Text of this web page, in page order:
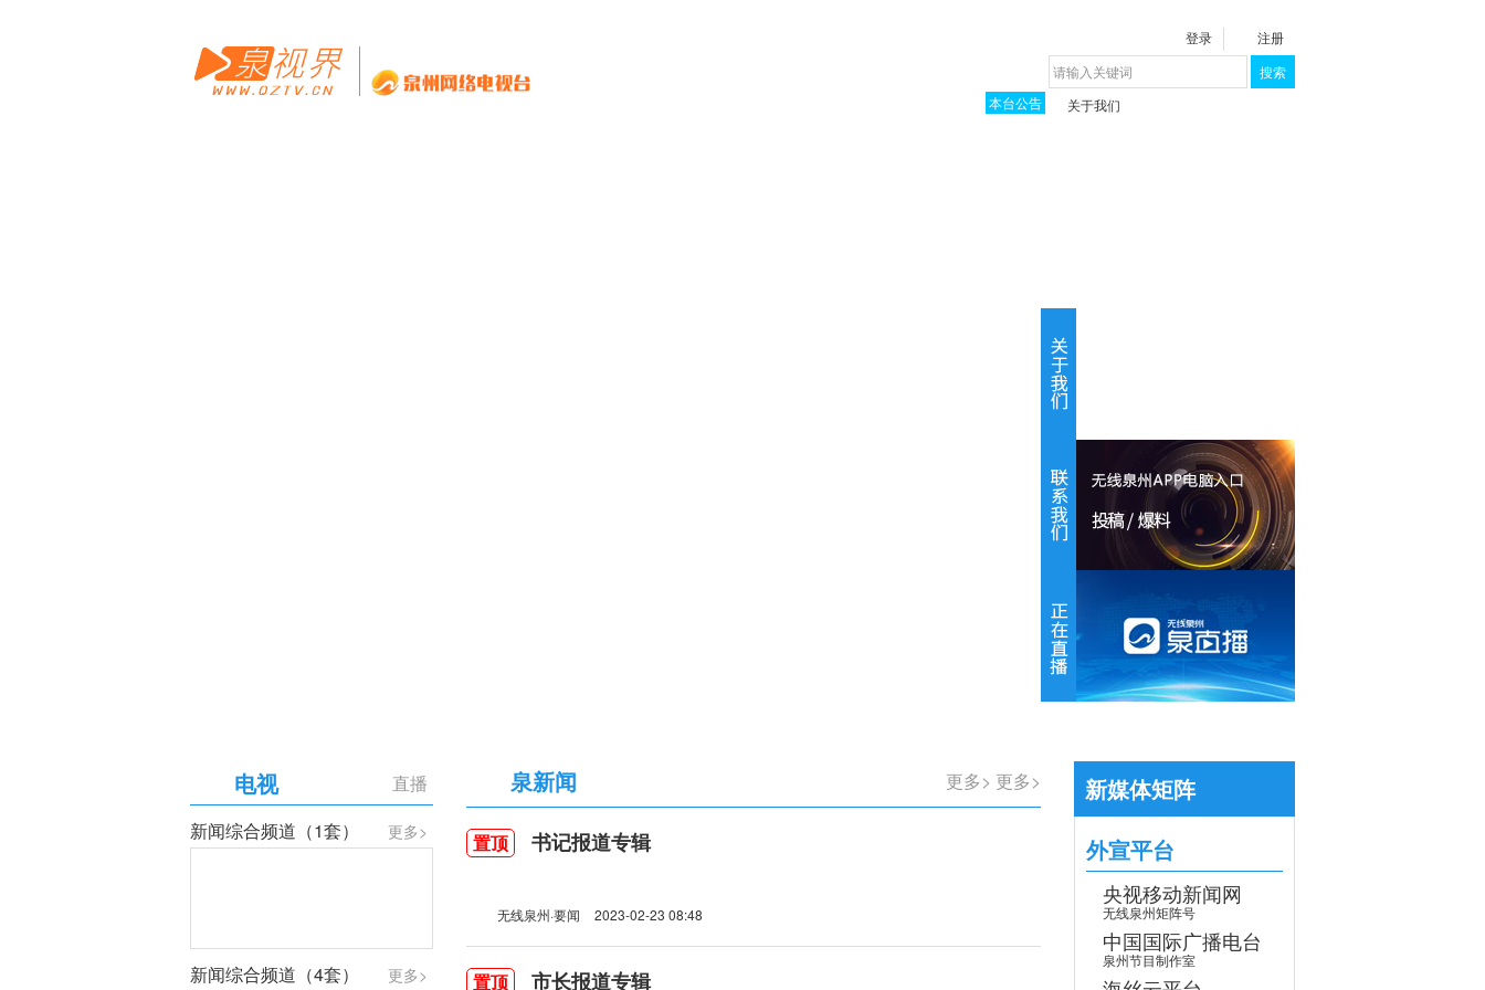
登录
注册
搜索
本台公告
关于我们
【专题】学习贯彻党的二十届四中全会
直播
电视
更多>
新闻综合频道（1套）
更多>
新闻综合频道（4套）
更多> 更多>
泉新闻
置顶 书记报道专辑
无线泉州·要闻 2023-02-23 08:48
置顶 市长报道专辑
新媒体矩阵
外宣平台
央视移动新闻网
无线泉州矩阵号
中国国际广播电台
泉州节目制作室